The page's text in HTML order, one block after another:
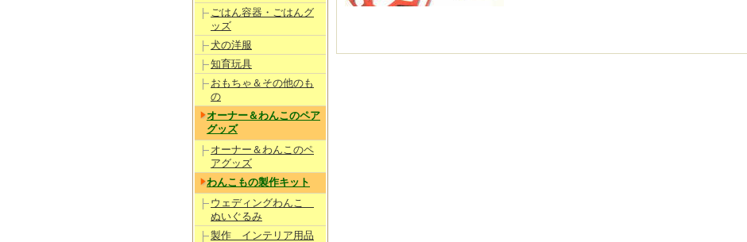
ごはん容器・ごはんグ
ッズ
犬の洋服
知育玩具
おもちゃ＆その他のも
の
オーナー＆わんこのペア
グッズ
オーナー＆わんこのペ
アグッズ
わんこもの製作キット
ウェディングわんこ
ぬいぐるみ
製作 インテリア用品